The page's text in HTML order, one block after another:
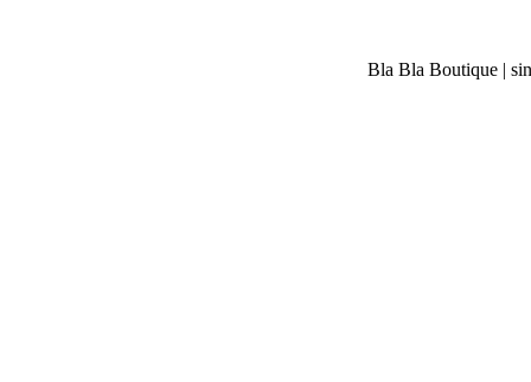
Bla Bla Boutique |